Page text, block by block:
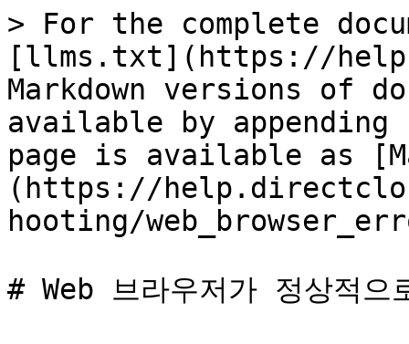
> For the complete
[llms.txt](https://
Markdown versions of
available by
page is available as
(https://
hooting/
# Web 브라우저가 정상적